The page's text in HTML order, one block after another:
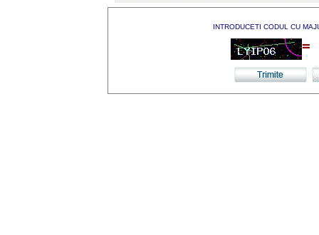
INTRODUCETI CODUL CU
=